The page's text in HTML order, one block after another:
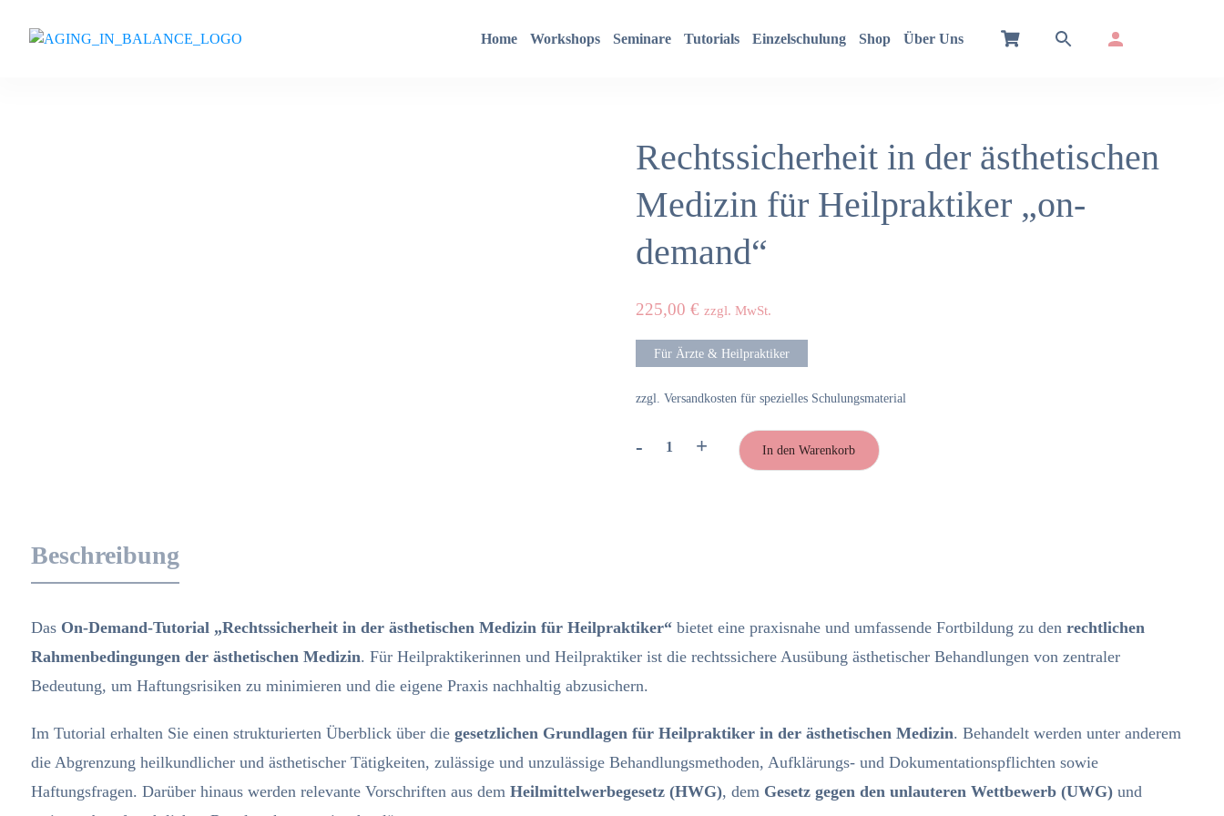
Home Workshops Seminare Tutorials Einzelschulung Shop Über Uns
Rechtssicherheit in der ästhetischen
Medizin für Heilpraktiker „on-
demand“
225,00 € zzgl. MwSt.
Für Ärzte & Heilpraktiker
zzgl. Versandkosten für spezielles Schulungsmaterial
-Rechtssicherheit
demand"
Menge
+ In den Warenkorb
Beschreibung
Das On-Demand-Tutorial „Rechtssicherheit in der ästhetischen Medizin für Heilpraktiker“ bietet eine praxisnahe und umfassende Fortbildung zu den rechtlichen
Rahmenbedingungen der ästhetischen Medizin. Für Heilpraktikerinnen und Heilpraktiker ist die rechtssichere Ausübung ästhetischer Behandlungen von zentraler
Bedeutung, um Haftungsrisiken zu minimieren und die eigene Praxis nachhaltig abzusichern.
Im Tutorial erhalten Sie einen strukturierten Überblick über die gesetzlichen Grundlagen für Heilpraktiker in der ästhetischen Medizin. Behandelt werden unter anderem
die Abgrenzung heilkundlicher und ästhetischer Tätigkeiten, zulässige und unzulässige Behandlungsmethoden, Aufklärungs- und Dokumentationspflichten sowie
Haftungsfragen. Darüber hinaus werden relevante Vorschriften aus dem Heilmittelwerbegesetz (HWG), dem Gesetz gegen den unlauteren Wettbewerb (UWG) und